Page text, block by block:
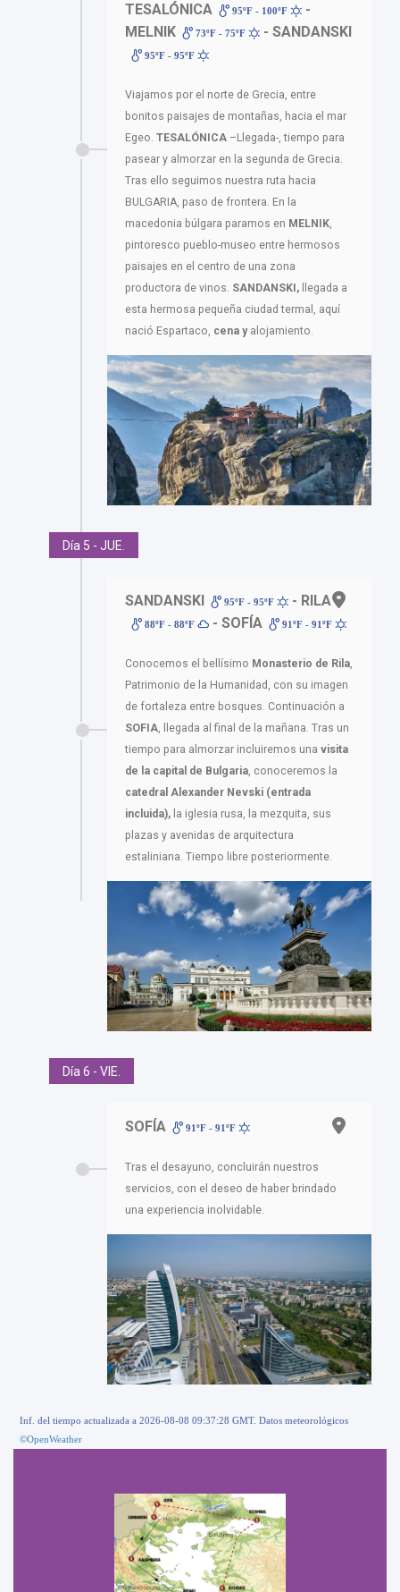
TESALÓNICA 95ºF - 100ºF
-
MELNIK
73ºF - 75ºF - SANDANSKI
95ºF - 95ºF
Viajamos por el norte de Grecia, entre
bonitos paisajes de montañas, hacia el mar
Egeo. TESALÓNICA –Llegada-, tiempo para
pasear y almorzar en la segunda de Grecia.
Tras ello seguimos nuestra ruta hacia
BULGARIA, paso de frontera. En la
macedonia búlgara paramos en MELNIK
pintoresco pueblo-museo entre hermosos
paisajes en el centro de una zona
productora de vinos. SANDANSKI, llegada a
esta hermosa pequeña ciudad termal, aquí
nació Espartaco, cena yalojamiento.
Día 5 - JUE.
SANDANSKI 95ºF - 95ºF - RILA
88ºF - 88ºF - SOFÍA 91ºF - 91ºF
Conocemos el bellísimo Monasterio de Rila
Patrimonio de la Humanidad, con su imagen
de fortaleza entre bosques. Continuación a
SOFIA , llegada al final de la mañana. Tras un
tiempo para almorzar incluiremos una visita
de la capital de Bulgaria , conoceremos la
catedral Alexander Nevski (entrada
incluida), la iglesia rusa, la mezquita, sus
plazas y avenidas de arquitectura
estaliniana. Tiempo libre posteriormente.
Día 6 - VIE.
SOFÍA 91ºF - 91ºF
Tras el desayuno, concluirán nuestros
servicios, con el deseo de haber brindado
una experiencia inolvidable.
Inf. del tiempo actualizada a 2026-08-08 09:37:28 GMT. Datos meteorológicos
©OpenWeather